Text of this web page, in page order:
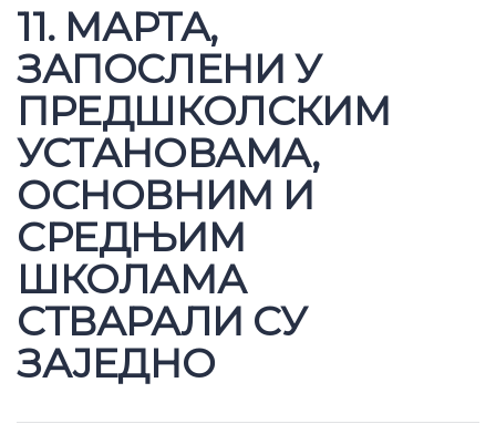
11. МАРТА,
ЗАПОСЛЕНИ У
ПРЕДШКОЛСКИМ
УСТАНОВАМА,
ОСНОВНИМ И
СРЕДЊИМ
ШКОЛАМА
СТВАРАЛИ СУ
ЗАЈЕДНО